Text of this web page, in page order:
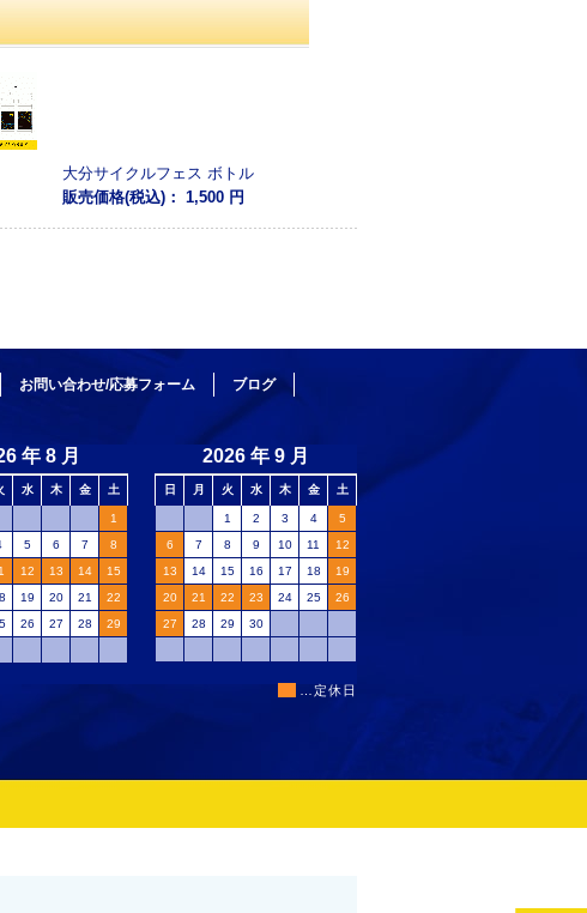
大分サイクルフェス ボトル
販売価格(税込)： 1,500 円
お問い合わせ/応募フォーム
ブログ
…定休日